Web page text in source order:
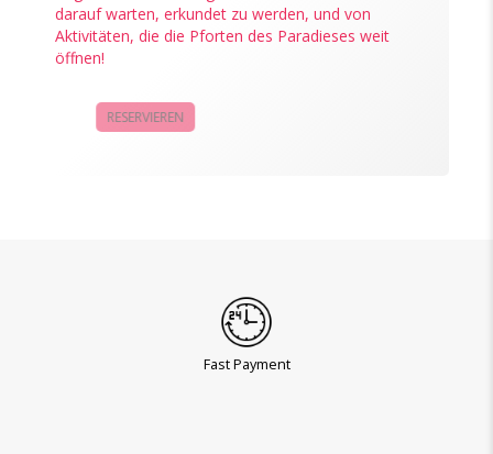
darauf warten, erkundet zu werden, und von
Aktivitäten, die die Pforten des Paradieses weit
öffnen!
RESERVIEREN
Fast Payment